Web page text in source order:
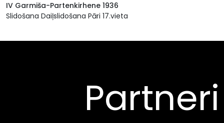
IV Garmiša-Partenkirhene 1936
Slidošana Daiļslidošana Pāri 17.vieta
Partneri